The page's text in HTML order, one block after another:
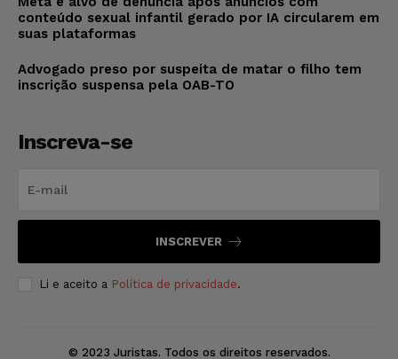
conteúdo sexual infantil gerado por IA circularem em
suas plataformas
Advogado preso por suspeita de matar o filho tem
inscrição suspensa pela OAB-TO
Inscreva-se
INSCREVER
Li e aceito a Política de privacidade.
© 2023 Juristas. Todos os direitos reservados.